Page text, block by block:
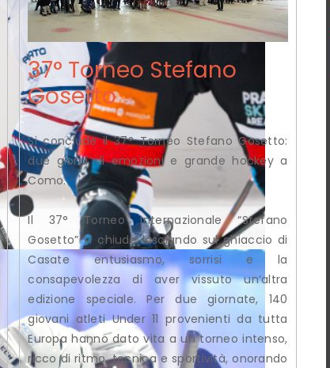
37° Torneo Stefano
Gosetto
Si conclude il 37° Torneo Stefano Gosetto:
due giorni di emozioni e grande hockey a
Como.
Il 37° Torneo Internazionale “Stefano
Gosetto” si chiude lasciando sul ghiaccio di
Casate entusiasmo, sorrisi e la
consapevolezza di aver vissuto un’altra
edizione speciale. Per due giornate, 140
giovani atleti Under 11 provenienti da tutta
Europa hanno dato vita a un torneo intenso,
ricco di ritmo, tecnica e sportività, onorando